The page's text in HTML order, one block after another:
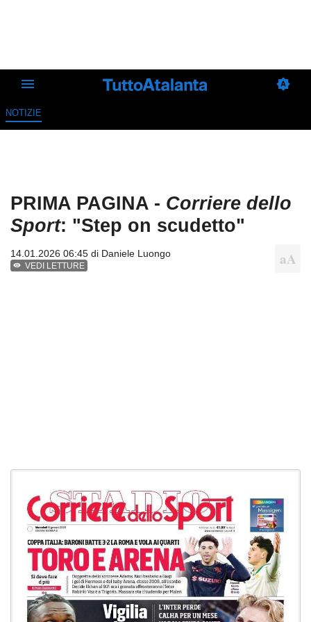
NOTIZIE
PRIMA PAGINA - Corriere dello
Sport: "Step on scudetto"
14.01.2026 06:45 di Daniele Luongo
VEDI LETTURE